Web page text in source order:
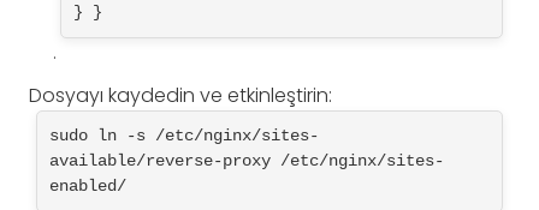
} }
.
Dosyayı kaydedin ve etkinleştirin:
sudo ln -s /etc/nginx/sites-
available/reverse-proxy /etc/nginx/sites-
enabled/